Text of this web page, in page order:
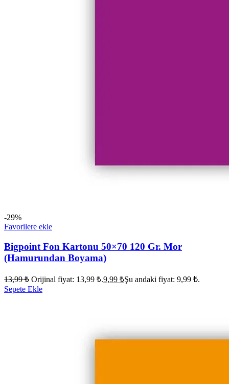
-29%
Favorilere ekle
Bigpoint Fon Kartonu 50×70 120 Gr. Mor
(Hamurundan Boyama)
13,99₺ Orijinal fiyat: 13,99 ₺.9,99 ₺Şu andaki fiyat: 9,99 ₺.
Sepete Ekle